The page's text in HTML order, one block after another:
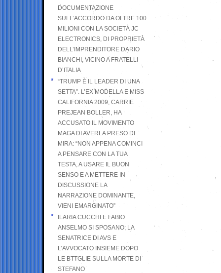
DOCUMENTAZIONE
SULL’ACCORDO DA OLTRE 100
MILIONI CON LA SOCIETÀ JC
ELECTRONICS, DI PROPRIETÀ
DELL’IMPRENDITORE DARIO
BIANCHI, VICINO A FRATELLI
D’ITALIA
“TRUMP È IL LEADER DI UNA
SETTA”. L’EX MODELLA E MISS
CALIFORNIA 2009, CARRIE
PREJEAN BOLLER, HA
ACCUSATO IL MOVIMENTO
MAGA DI AVERLA PRESO DI
MIRA: “NON APPENA COMINCI
A PENSARE CON LA TUA
TESTA, A USARE IL BUON
SENSO E A METTERE IN
DISCUSSIONE LA
NARRAZIONE DOMINANTE,
VIENI EMARGINATO”
ILARIA CUCCHI E FABIO
ANSELMO SI SPOSANO; LA
SENATRICE DI AVS E
L’AVVOCATO INSIEME DOPO
LE BTTGLIE SULLA MORTE DI
STEFANO